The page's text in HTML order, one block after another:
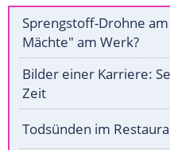
Sprengstoff-Drohne
Mächte" am Werk?
Bilder einer Karriere:
Zeit
Todsünden im